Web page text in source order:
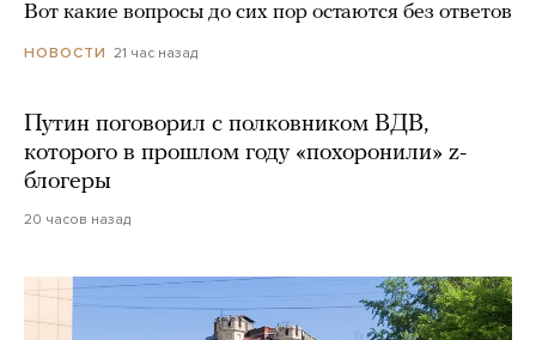
Вот какие вопросы до сих пор остаются без ответов
НОВОСТИ 21 час назад
Путин поговорил с полковником ВДВ,
которого в прошлом году «похоронили» z-
блогеры
20 часов назад